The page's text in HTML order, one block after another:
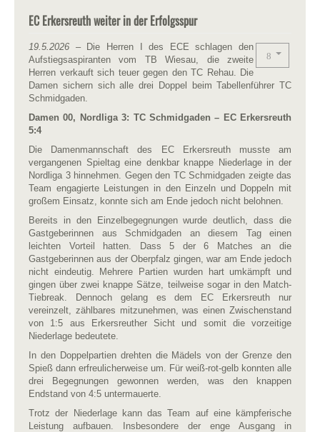
EC Erkersreuth weiter in der Erfolgsspur
19.5.2026 – Die Herren I des ECE schlagen den
Aufstiegsaspiranten vom TB Wiesau, die zweite
Herren verkauft sich teuer gegen den TC Rehau. Die
Damen sichern sich alle drei Doppel beim Tabellenführer TC
Schmidgaden.
Damen 00, Nordliga 3: TC Schmidgaden – EC Erkersreuth
5:4
Die Damenmannschaft des EC Erkersreuth musste am
vergangenen Spieltag eine denkbar knappe Niederlage in der
Nordliga 3 hinnehmen. Gegen den TC Schmidgaden zeigte das
Team engagierte Leistungen in den Einzeln und Doppeln mit
großem Einsatz, konnte sich am Ende jedoch nicht belohnen.
Bereits in den Einzelbegegnungen wurde deutlich, dass die
Gastgeberinnen aus Schmidgaden an diesem Tag einen
leichten Vorteil hatten. Dass 5 der 6 Matches an die
Gastgeberinnen aus der Oberpfalz gingen, war am Ende jedoch
nicht eindeutig. Mehrere Partien wurden hart umkämpft und
gingen über zwei knappe Sätze, teilweise sogar in den Match-
Tiebreak. Dennoch gelang es dem EC Erkersreuth nur
vereinzelt, zählbares mitzunehmen, was einen Zwischenstand
von 1:5 aus Erkersreuther Sicht und somit die vorzeitige
Niederlage bedeutete.
In den Doppelpartien drehten die Mädels von der Grenze den
Spieß dann erfreulicherweise um. Für weiß-rot-gelb konnten alle
drei Begegnungen gewonnen werden, was den knappen
Endstand von 4:5 untermauerte.
Trotz der Niederlage kann das Team auf eine kämpferische
Leistung aufbauen. Insbesondere der enge Ausgang in